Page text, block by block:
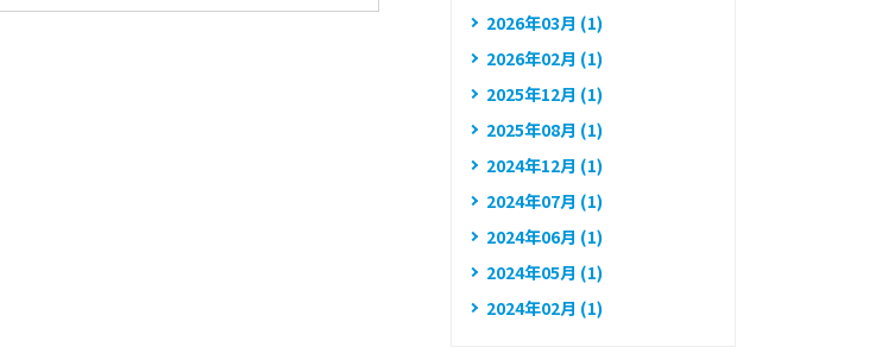
2026年03月 (1)
2026年02月 (1)
2025年12月 (1)
2025年08月 (1)
2024年12月 (1)
2024年07月 (1)
2024年06月 (1)
2024年05月 (1)
2024年02月 (1)